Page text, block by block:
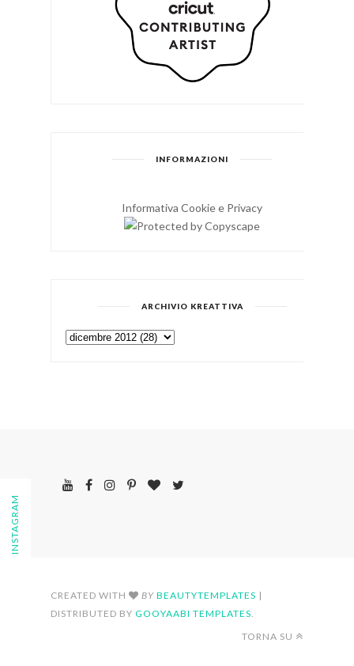
INFORMAZIONI
Informativa Cookie e Privacy
ARCHIVIO KREATTIVA
FOLLOW ON INSTAGRAM CREATED WITH BY BEAUTYTEMPLATES |
DISTRIBUTED BY GOOYAABI TEMPLATES.
TORNA SU